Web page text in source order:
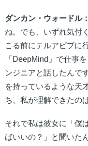
ダンカン・ウォードル：
ね。でも、いずれ気付
こる前にテルアビブに
「DeepMind」で仕事
ンジニアと話したんで
を持っているような天
ち、私が理解できたの
それで私は彼女に「僕
ばいいの？」と聞いた